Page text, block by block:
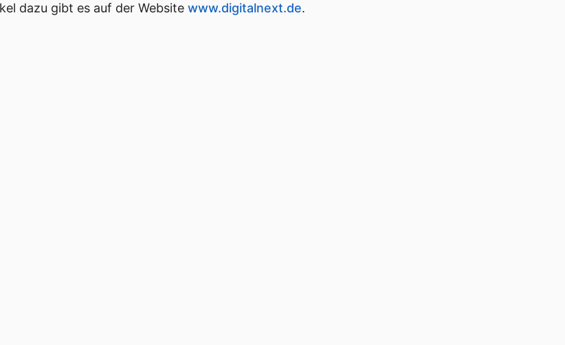
dazu gibt es auf der Website www.digitalnext.de.